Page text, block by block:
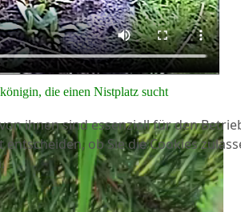
die einen Nistplatz sucht
ihnen sind essenziell für den
ob Sie die Cookies